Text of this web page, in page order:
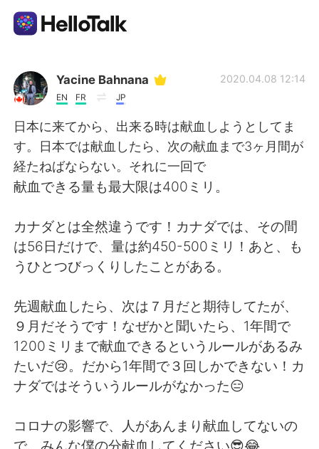
App di scambio linguistico
AI Grammar Checker
Italiano
繁體中文 Español
Deutsch 日本語
한국어 Русский
ไทย Indonesia
Türkçe Tiếng Việt
Yacine Bahnana
EN FR JP
2020.04.08 12:14
日本に来てから、出来る時は献血しようとしてま
す。日本では献血したら、次の献血まで3ヶ月間が
経たねばならない。それに一回で
献血できる量も最大限は400ミリ。
カナダとは全然違うです！カナダでは、その間
は56日だけで、量は約450-500ミリ！あと、も
うひとつびっくりしたことがある。
先週献血したら、次は７月だと期待してたが、
９月だそうです！なぜかと聞いたら、1年間で
1200ミリまで献血できるというルールがあるみ
たいだ😢。だから1年間で３回しかできない！カ
ナダではそういうルールがなかった😑
コロナの影響で、人があんまり献血してないの
で、みんな僕の分献血してください😎😂